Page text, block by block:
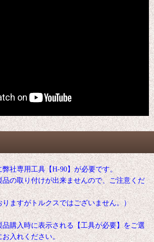
社専用工具【H-90】が必要です。
の取り付けが出来ませんので、ご注意くだ
ますがトルクスではございません。）
購入時に表示される【工具が必要】をご選
お入れください。